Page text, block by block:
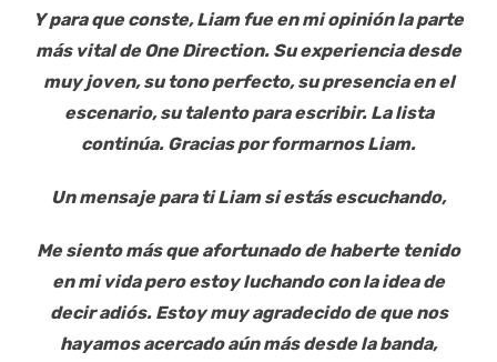
Y para que conste, Liam fue en mi opinión la parte
más vital de One Direction. Su experiencia desde
muy joven, su tono perfecto, su presencia en el
escenario, su talento para escribir. La lista
continúa. Gracias por formarnos Liam.
Un mensaje para ti Liam si estás escuchando,
Me siento más que afortunado de haberte tenido
en mi vida pero estoy luchando con la idea de
decir adiós. Estoy muy agradecido de que nos
hayamos acercado aún más desde la banda,